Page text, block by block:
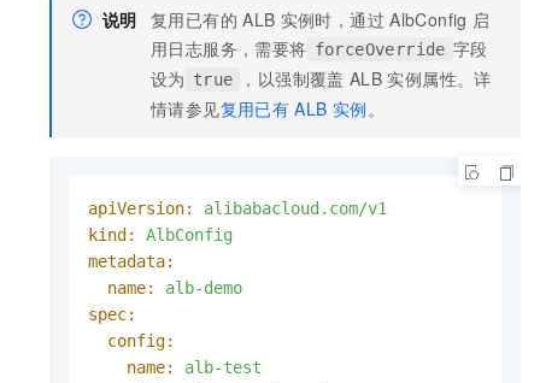
说明 复用已有的 ALB 实例时，通过 AlbConfig 启
用日志服务，需要将 forceOverride 字段
设为 true ，以强制覆盖 ALB 实例属性。详
情请参见复用已有 ALB 实例。
apiVersion:
alibabacloud.com/v1
kind:
AlbConfig
metadata:
name:
alb-demo
spec:
config:
name:
alb-test